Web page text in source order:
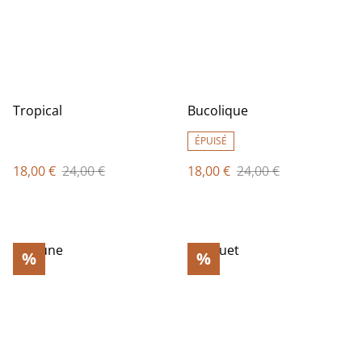
Tropical
18,00 € 24,00 €
Bucolique
ÉPUISÉ
18,00 € 24,00 €
% %